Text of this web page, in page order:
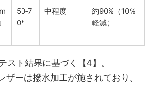
50‑7
0*
中程度
約90%（10％
軽減）
スト結果に基づく【4】。
ザーは撥水加工が施されており、